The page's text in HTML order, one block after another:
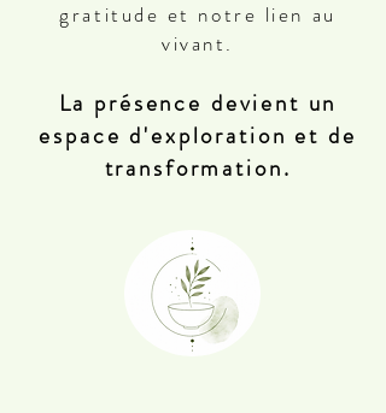
gratitude et notre lien au
vivant.
La présence devient un
espace d'exploration et de
transformation.